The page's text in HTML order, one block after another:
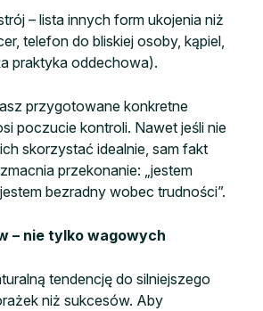
– lista innych form ukojenia niż
telefon do bliskiej osoby, kąpiel,
praktyka oddechowa).
przygotowane konkretne
poczucie kontroli. Nawet jeśli nie
skorzystać idealnie, sam fakt
przekonanie: „jestem
bezradny wobec trudności”.
– nie tylko wagowych
tendencję do silniejszego
niż sukcesów. Aby